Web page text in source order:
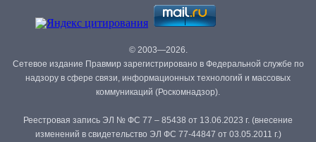
© 2003—2026.
Сетевое издание Правмир зарегистрировано в Федеральной службе по
надзору в сфере связи, информационных технологий и массовых
коммуникаций (Роскомнадзор).
Реестровая запись ЭЛ № ФС 77 – 85438 от 13.06.2023 г. (внесение
изменений в свидетельство ЭЛ ФС 77-44847 от 03.05.2011 г.)